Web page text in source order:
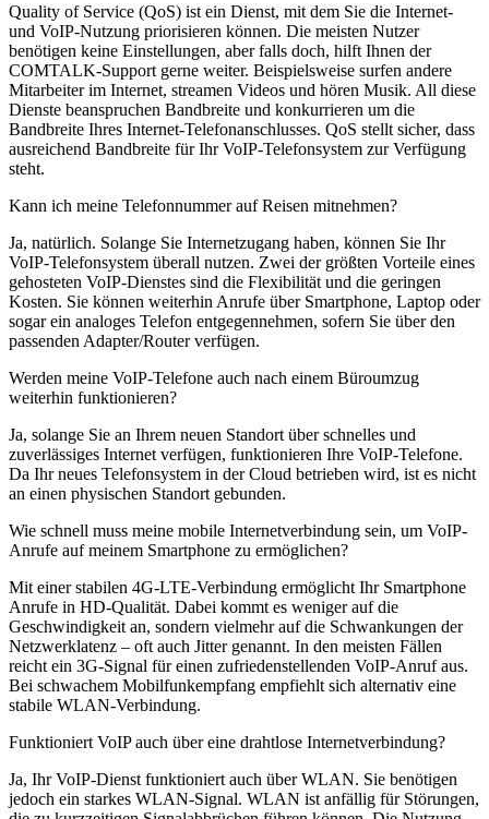
Quality of Service (QoS) ist ein Dienst, mit dem Sie die Internet-
und VoIP-Nutzung priorisieren können. Die meisten Nutzer
benötigen keine Einstellungen, aber falls doch, hilft Ihnen der
COMTALK-Support gerne weiter. Beispielsweise surfen andere
Mitarbeiter im Internet, streamen Videos und hören Musik. All diese
Dienste beanspruchen Bandbreite und konkurrieren um die
Bandbreite Ihres Internet-Telefonanschlusses. QoS stellt sicher, dass
ausreichend Bandbreite für Ihr VoIP-Telefonsystem zur Verfügung
steht.
Kann ich meine Telefonnummer auf Reisen mitnehmen?
Ja, natürlich. Solange Sie Internetzugang haben, können Sie Ihr
VoIP-Telefonsystem überall nutzen. Zwei der größten Vorteile eines
gehosteten VoIP-Dienstes sind die Flexibilität und die geringen
Kosten. Sie können weiterhin Anrufe über Smartphone, Laptop oder
sogar ein analoges Telefon entgegennehmen, sofern Sie über den
passenden Adapter/Router verfügen.
Werden meine VoIP-Telefone auch nach einem Büroumzug
weiterhin funktionieren?
Ja, solange Sie an Ihrem neuen Standort über schnelles und
zuverlässiges Internet verfügen, funktionieren Ihre VoIP-Telefone.
Da Ihr neues Telefonsystem in der Cloud betrieben wird, ist es nicht
an einen physischen Standort gebunden.
Wie schnell muss meine mobile Internetverbindung sein, um VoIP-
Anrufe auf meinem Smartphone zu ermöglichen?
Mit einer stabilen 4G-LTE-Verbindung ermöglicht Ihr Smartphone
Anrufe in HD-Qualität. Dabei kommt es weniger auf die
Geschwindigkeit an, sondern vielmehr auf die Schwankungen der
Netzwerklatenz – oft auch Jitter genannt. In den meisten Fällen
reicht ein 3G-Signal für einen zufriedenstellenden VoIP-Anruf aus.
Bei schwachem Mobilfunkempfang empfiehlt sich alternativ eine
stabile WLAN-Verbindung.
Funktioniert VoIP auch über eine drahtlose Internetverbindung?
Ja, Ihr VoIP-Dienst funktioniert auch über WLAN. Sie benötigen
jedoch ein starkes WLAN-Signal. WLAN ist anfällig für Störungen,